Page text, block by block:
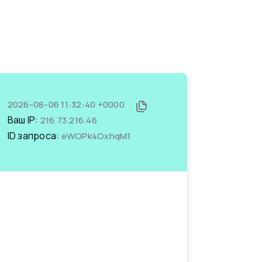
2026-08-06 11:32:40 +0000
Ваш IP: 216.73.216.46
ID запроса: eWOPk4OxhqM1